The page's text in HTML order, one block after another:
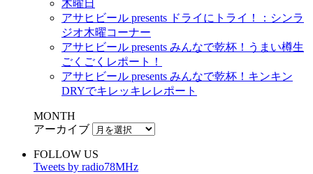
木曜日
アサヒビール presents ドライにトライ！：シンラ
ジオ木曜コーナー
アサヒビール presents みんなで乾杯！うまい樽生
ごくごくレポート！
アサヒビール presents みんなで乾杯！キンキン
DRYでキレッキレレポート
MONTH
アーカイブ
FOLLOW US
Tweets by radio78MHz